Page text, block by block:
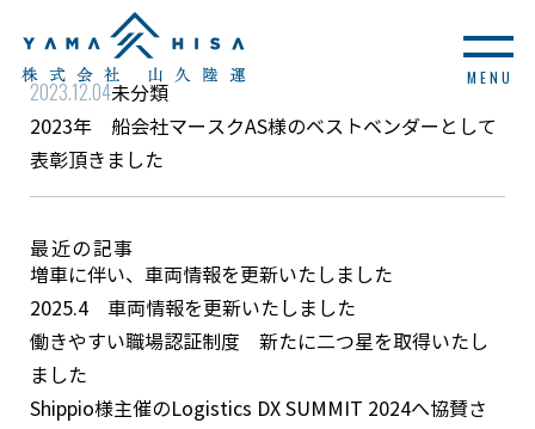
MENU
2023.12.04未分類
2023年 船会社マースクAS様のベストベンダーとして
表彰頂きました
最近の記事
増車に伴い、車両情報を更新いたしました
2025.4 車両情報を更新いたしました
働きやすい職場認証制度 新たに二つ星を取得いたし
ました
Shippio様主催のLogistics DX SUMMIT 2024へ協賛さ